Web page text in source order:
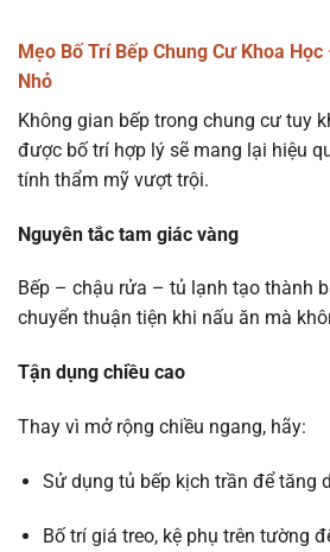
Mẹo Bố Trí Bếp Chung Cư Khoa
Nhỏ
Không gian bếp trong chung cư tuy
được bố trí hợp lý sẽ mang lại hiệu
tính thẩm mỹ vượt trội.
Nguyên tắc tam giác vàng
Bếp – chậu rửa – tủ lạnh tạo thành
chuyển thuận tiện khi nấu ăn mà
Tận dụng chiều cao
Thay vì mở rộng chiều ngang, hãy:
Sử dụng tủ bếp kịch trần để tăng
Bố trí giá treo, kệ phụ trên tường